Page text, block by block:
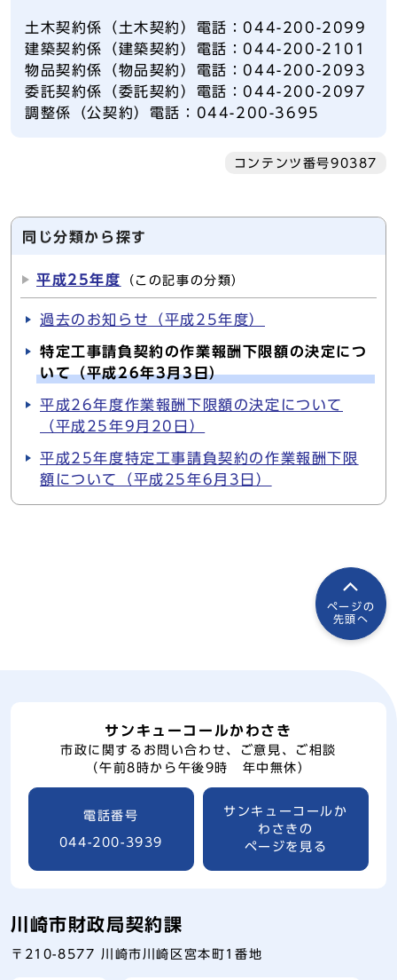
土木契約係（土木契約）電話：044-200-2099
建築契約係（建築契約）電話：044-200-2101
物品契約係（物品契約）電話：044-200-2093
委託契約係（委託契約）電話：044-200-2097
調整係（公契約）電話：044-200-3695
コンテンツ番号90387
同じ分類から探す
平成25年度 （この記事の分類）
過去のお知らせ（平成25年度）
特定工事請負契約の作業報酬下限額の決定につ
いて（平成26年3月3日）
平成26年度作業報酬下限額の決定について
（平成25年9月20日）
平成25年度特定工事請負契約の作業報酬下限
額について（平成25年6月3日）
ページの
先頭へ
サンキューコールかわさき
市政に関するお問い合わせ、ご意見、ご相談
（午前8時から午後9時 年中無休）
電話番号
044-200-3939
サンキューコールか
わさきの
ページを見る
川崎市財政局契約課
〒210-8577 川崎市川崎区宮本町1番地